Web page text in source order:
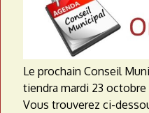
u
Le prochain Conseil
tiendra mardi 23 octobre
Vous trouverez ci-